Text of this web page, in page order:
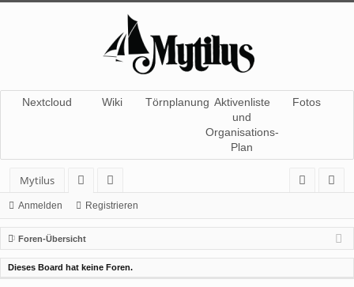
Nextcloud Wiki Törnplanung Aktivenliste
und
Organisations-
Plan
Fotos
Mytilus
or
en
itg
lie
de
r
m
el
de
ist
rie
re
Anmelden Registrieren
Foren-Übersicht
Dieses Board hat keine Foren.